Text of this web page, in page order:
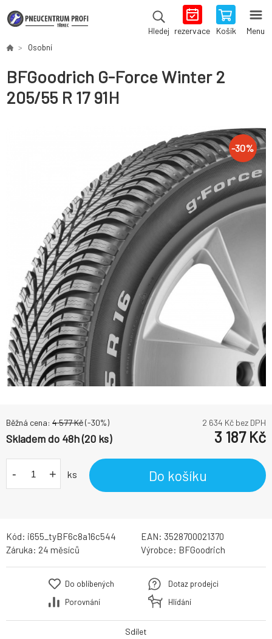
Hledej rezervace Košík Menu
Osobní
BFGoodrich G-Force Winter 2
205/55 R 17 91H
-30%
Běžná cena: 4 577Kč(-30%) 2 634 Kč bez DPH
Skladem do 48h (20 ks) 3 187Kč
- + ks Do košíku
Kód: i655_tyBF6c8a16c544 EAN: 3528700021370
Záruka: 24 měsíců Výrobce: BFGoodrich
Do oblíbených
Porovnání
Dotaz prodejci
Hlídání
Sdílet